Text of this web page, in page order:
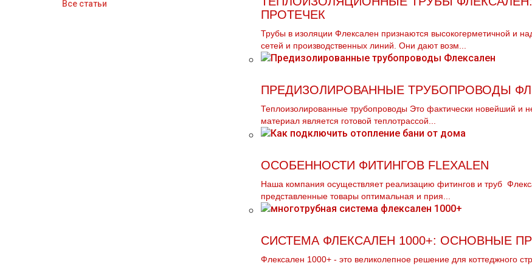
Все статьи
ПРОТЕЧЕК
Трубы в изоляции Флексален признаются высокогерметичной и
сетей и производственных линий. Они дают возм...
ПРЕДИЗОЛИРОВАННЫЕ ТРУБОПРОВОДЫ
Теплоизолированные трубопроводы Это фактически новейший и
материал является готовой теплотрассой...
ОСОБЕННОСТИ ФИТИНГОВ FLEXALEN
Наша компания осуществляет реализацию фитингов и тpуб
представленные товары оптимальная и прия...
СИСТЕМА ФЛЕКСАЛЕН 1000+: ОСНОВНЫЕ
Флексален 1000+ - это великолепное решение для коттеджного